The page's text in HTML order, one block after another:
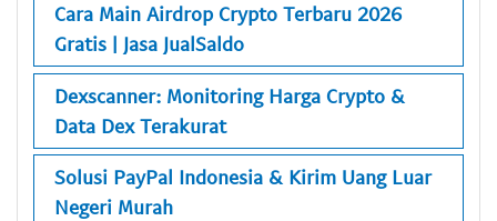
Cara Main Airdrop Crypto Terbaru 2026
Gratis | Jasa JualSaldo
Dexscanner: Monitoring Harga Crypto &
Data Dex Terakurat
Solusi PayPal Indonesia & Kirim Uang Luar
Negeri Murah